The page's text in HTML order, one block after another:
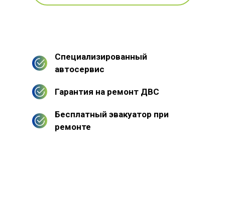
Специализированный
автосервис
Гарантия на ремонт ДВС
Бесплатный эвакуатор при
ремонте